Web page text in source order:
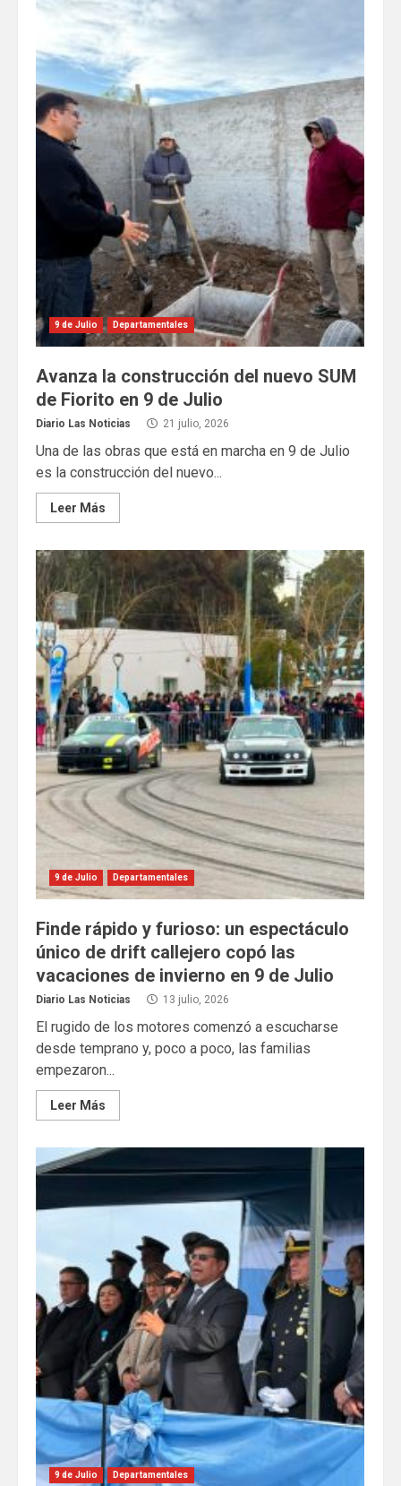
9 de Julio Departamentales
Avanza la construcción del nuevo SUM
de Fiorito en 9 de Julio
Diario Las Noticias 21 julio, 2026
Una de las obras que está en marcha en 9 de Julio
es la construcción del nuevo...
Leer Más
9 de Julio Departamentales
Finde rápido y furioso: un espectáculo
único de drift callejero copó las
vacaciones de invierno en 9 de Julio
Diario Las Noticias 13 julio, 2026
El rugido de los motores comenzó a escucharse
desde temprano y, poco a poco, las familias
empezaron...
Leer Más
9 de Julio Departamentales